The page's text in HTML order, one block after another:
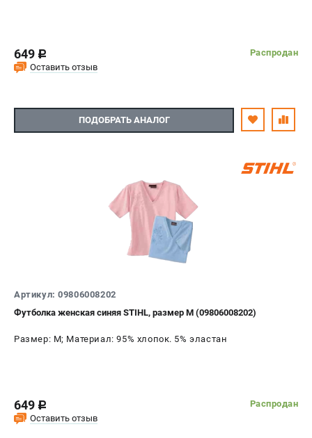
649 c
Распродан
Оставить отзыв
ПОДОБРАТЬ АНАЛОГ
Артикул: 09806008202
Футболка женская синяя STIHL, размер M (09806008202)
Размер: M; Материал: 95% хлопок. 5% эластан
649 c
Распродан
Оставить отзыв